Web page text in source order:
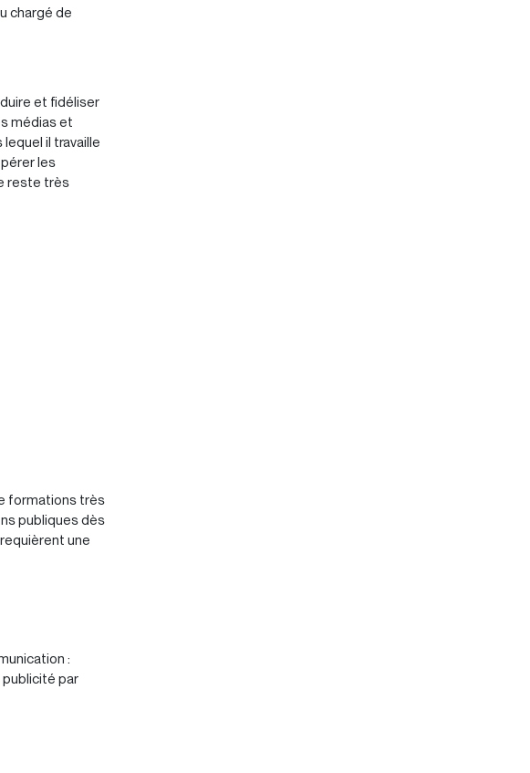
chargé de
et fidéliser
médias et
il travaille
les
reste très
formations très
publiques dès
une
:
publicité par